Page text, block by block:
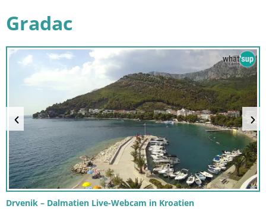
Gradac
Drvenik – Dalmatien Live-Webcam in Kroatien